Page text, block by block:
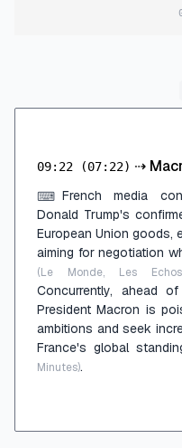
09:22 (07:22) ⇢
⌨ French media
Donald Trump's
European Union goods,
aiming for negotiation
(Le Monde, Les
Concurrently, ahead
President Macron is
ambitions and seek
France's global
Minutes).